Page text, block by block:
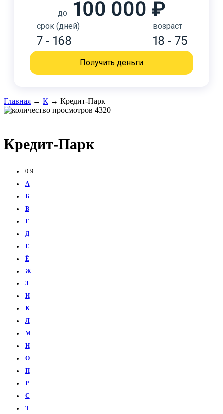
до 100 000 ₽
срок (дней)
7 - 168
возраст
18 - 75
Получить деньги
Главная → К → Кредит-Парк
4320
Кредит-Парк
0-9
А
Б
В
Г
Д
Е
Ё
Ж
З
И
К
Л
М
Н
О
П
Р
С
Т